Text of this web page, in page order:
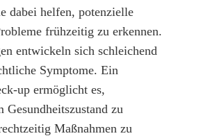
dabei helfen, potenzielle
frühzeitig zu erkennen.
entwickeln sich schleichend
Symptome. Ein
up ermöglicht es,
Gesundheitszustand zu
Maßnahmen zu